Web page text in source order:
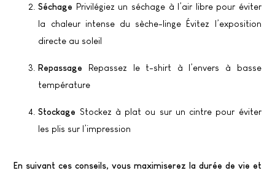
Séchage Privilégiez un séchage à l’air libre pour éviter
la chaleur intense du sèche-linge Évitez l’exposition
directe au soleil
Repassage Repassez le t-shirt à l’envers à basse
température
Stockage Stockez à plat ou sur un cintre pour éviter
les plis sur l’impression
En suivant ces conseils, vous maximiserez la durée de vie et